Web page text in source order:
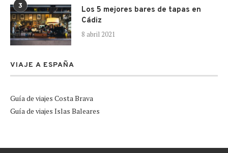
3
Los 5 mejores bares de tapas en
Cádiz
8 abril 2021
VIAJE A ESPAÑA
Guía de viajes Costa Brava
Guía de viajes Islas Baleares